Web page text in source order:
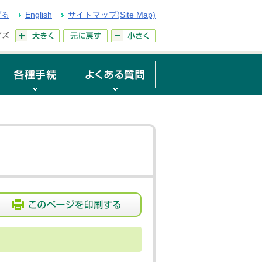
English サイトマップ(Site Map)